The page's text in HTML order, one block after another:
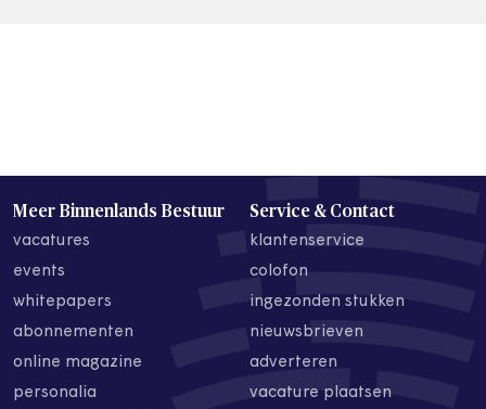
Meer Binnenlands Bestuur
vacatures
events
whitepapers
abonnementen
online magazine
personalia
Service & Contact
klantenservice
colofon
ingezonden stukken
nieuwsbrieven
adverteren
vacature plaatsen